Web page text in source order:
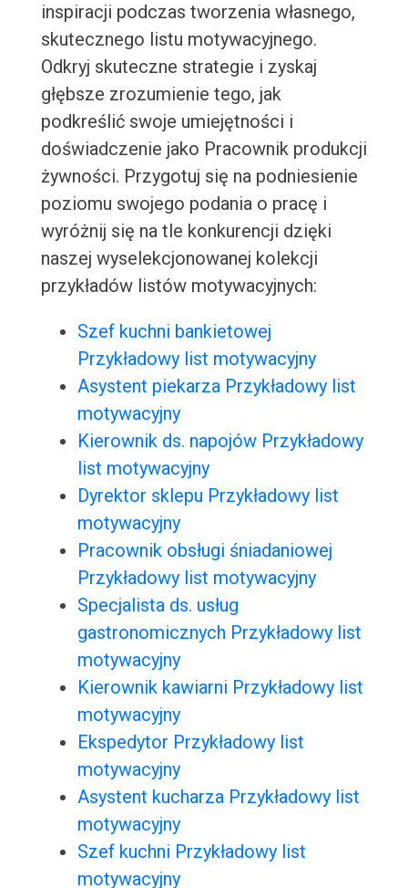
inspiracji podczas tworzenia własnego,
skutecznego listu motywacyjnego.
Odkryj skuteczne strategie i zyskaj
głębsze zrozumienie tego, jak
podkreślić swoje umiejętności i
doświadczenie jako Pracownik produkcji
żywności. Przygotuj się na podniesienie
poziomu swojego podania o pracę i
wyróżnij się na tle konkurencji dzięki
naszej wyselekcjonowanej kolekcji
przykładów listów motywacyjnych:
Szef kuchni bankietowej
Przykładowy list motywacyjny
Asystent piekarza Przykładowy list
motywacyjny
Kierownik ds. napojów Przykładowy
list motywacyjny
Dyrektor sklepu Przykładowy list
motywacyjny
Pracownik obsługi śniadaniowej
Przykładowy list motywacyjny
Specjalista ds. usług
gastronomicznych Przykładowy list
motywacyjny
Kierownik kawiarni Przykładowy list
motywacyjny
Ekspedytor Przykładowy list
motywacyjny
Asystent kucharza Przykładowy list
motywacyjny
Szef kuchni Przykładowy list
motywacyjny